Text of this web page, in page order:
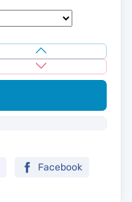
Facebook